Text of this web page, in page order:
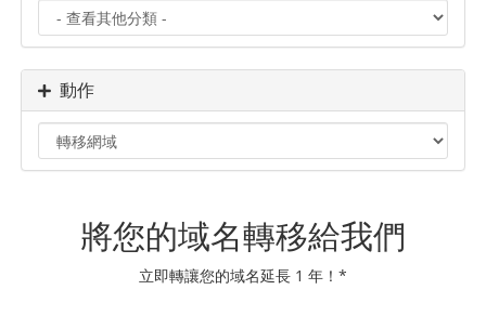
動作
將您的域名轉移給我們
立即轉讓您的域名延長 1 年！*